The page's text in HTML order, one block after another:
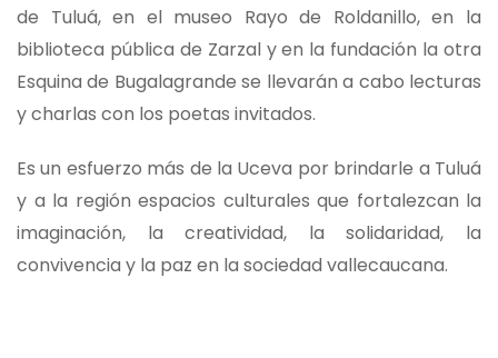
de Tuluá, en el museo Rayo de Roldanillo, en la
biblioteca pública de Zarzal y en la fundación la otra
Esquina de Bugalagrande se llevarán a cabo lecturas
y charlas con los poetas invitados.
Es un esfuerzo más de la Uceva por brindarle a Tuluá
y a la región espacios culturales que fortalezcan la
imaginación, la creatividad, la solidaridad, la
convivencia y la paz en la sociedad vallecaucana.